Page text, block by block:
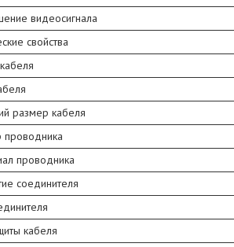
видеосигнала
свойства
размер кабеля
проводника
проводника
соединителя
кабеля